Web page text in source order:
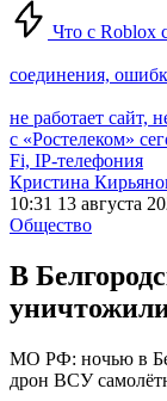
Что с Roblox
соединения,
не работает сайт,
с «Ростелеком»
Fi, IP-телефония
Кристина
10:31 13 августа
Общество
В
МО РФ: ночью в
дрон ВСУ